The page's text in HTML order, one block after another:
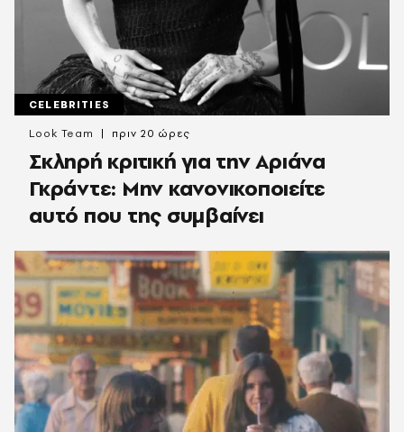
CELEBRITIES
Σκληρή κριτική για την Αριάνα
Γκράντε: Μην κανονικοποιείτε
αυτό που της συμβαίνει
Look Team πριν 20 ώρες